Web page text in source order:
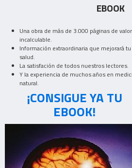
EBOOK
Una obra de más de 3.000 páginas de valor
incalculable.
Información extraordinaria que mejorará tu
salud.
La satisfación de todos nuestros lectores.
Y la experiencia de muchos años en
natural.
¡CONSIGUE YA TU
EBOOK!